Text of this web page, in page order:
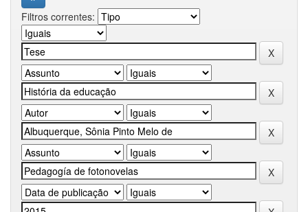
Filtros correntes: